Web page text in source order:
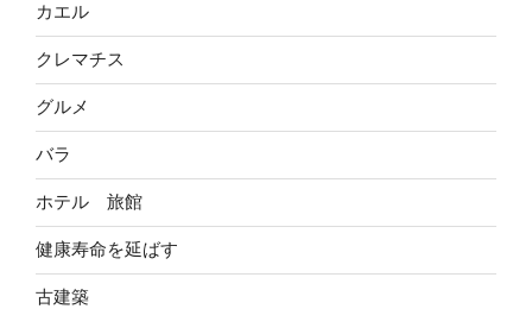
カエル
クレマチス
グルメ
バラ
ホテル 旅館
健康寿命を延ばす
古建築